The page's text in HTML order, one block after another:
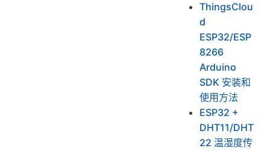
ThingsClou
d
ESP32/ESP
8266
Arduino
SDK 安装和
使用方法
ESP32 +
DHT11/DHT
22 温湿度传